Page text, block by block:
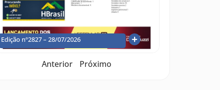
Edição nº2827 – 28/07/2026
Anterior Próximo